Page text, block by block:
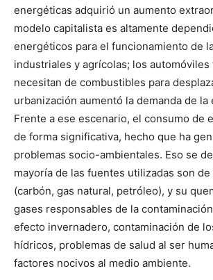
energéticas adquirió un aumento
modelo capitalista es altamente
energéticos para el funcionamiento de
industriales y agrícolas; los automóviles
necesitan de combustibles para
urbanización aumentó la demanda de la
Frente a ese escenario, el consumo de
de forma significativa, hecho que ha
problemas socio-ambientales. Eso se
mayoría de las fuentes utilizadas son
(carbón, gas natural, petróleo), y su
gases responsables de la
efecto invernadero, contaminación de
hídricos, problemas de salud al ser
factores nocivos al medio ambiente.